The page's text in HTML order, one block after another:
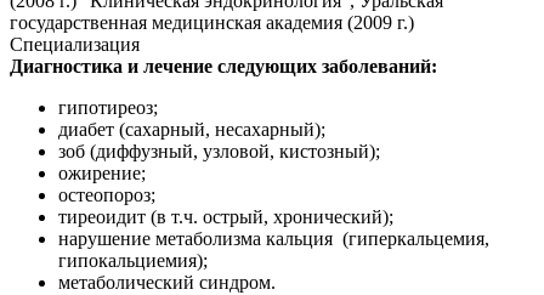
государственная медицинская академия (2009 г.)
Специализация
Диагностика и лечение следующих заболеваний:
гипотиреоз;
диабет (сахарный, несахарный);
зоб (диффузный, узловой, кистозный);
ожирение;
остеопороз;
тиреоидит (в т.ч. острый, хронический);
нарушение метаболизма кальция (гиперкальцемия,
гипокальциемия);
метаболический синдром.